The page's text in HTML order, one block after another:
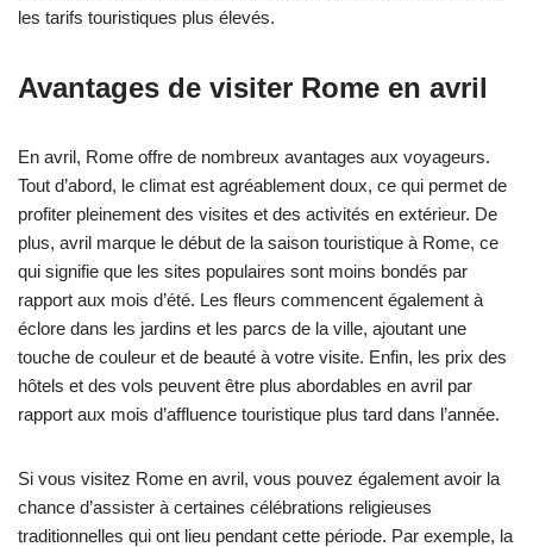
les tarifs touristiques plus élevés.
Avantages de visiter Rome en avril
En avril, Rome offre de nombreux avantages aux voyageurs.
Tout d’abord, le climat est agréablement doux, ce qui permet de
profiter pleinement des visites et des activités en extérieur. De
plus, avril marque le début de la saison touristique à Rome, ce
qui signifie que les sites populaires sont moins bondés par
rapport aux mois d’été. Les fleurs commencent également à
éclore dans les jardins et les parcs de la ville, ajoutant une
touche de couleur et de beauté à votre visite. Enfin, les prix des
hôtels et des vols peuvent être plus abordables en avril par
rapport aux mois d’affluence touristique plus tard dans l’année.
Si vous visitez Rome en avril, vous pouvez également avoir la
chance d’assister à certaines célébrations religieuses
traditionnelles qui ont lieu pendant cette période. Par exemple, la